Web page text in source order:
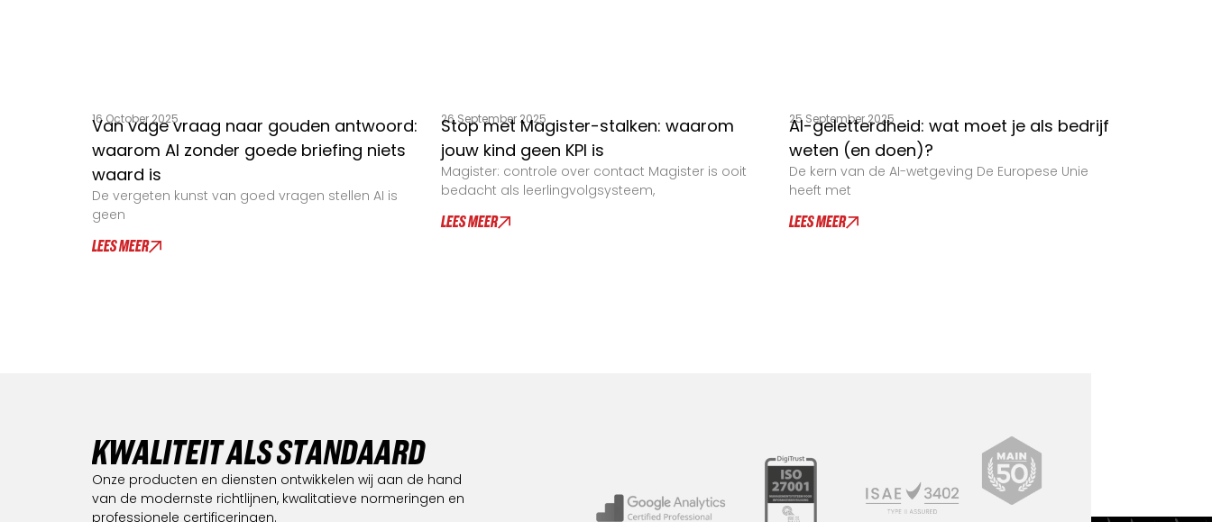
16 October 2025
Van vage vraag naar gouden antwoord:
waarom AI zonder goede briefing niets
waard is
De vergeten kunst van goed vragen stellen AI is
geen
LEES MEER
26 September 2025
Stop met Magister-stalken: waarom
jouw kind geen KPI is
Magister: controle over contact Magister is ooit
bedacht als leerlingvolgsysteem,
LEES MEER
25 September 2025
AI-geletterdheid: wat moet je als bedrijf
weten (en doen)?
De kern van de AI-wetgeving De Europese Unie
heeft met
LEES MEER
KWALITEITALSSTANDAARD
Onze producten en diensten ontwikkelen wij aan de hand
van de modernste richtlijnen, kwalitatieve normeringen en
professionele certificeringen.